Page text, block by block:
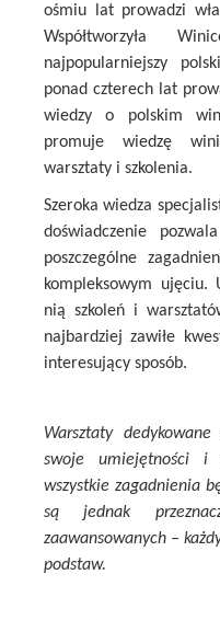
ośmiu lat prowadzi
Współtworzyła
najpopularniejszy
ponad czterech lat
wiedzy o polskim
promuje wiedzę
warsztaty i szkolenia.
Szeroka wiedza
doświadczenie
poszczególne
kompleksowym ujęciu.
nią szkoleń i
najbardziej zawiłe
interesujący sposób.
Warsztaty
swoje umiejętności i
wszystkie zagadnienia
są jednak
zaawansowanych –
podstaw.